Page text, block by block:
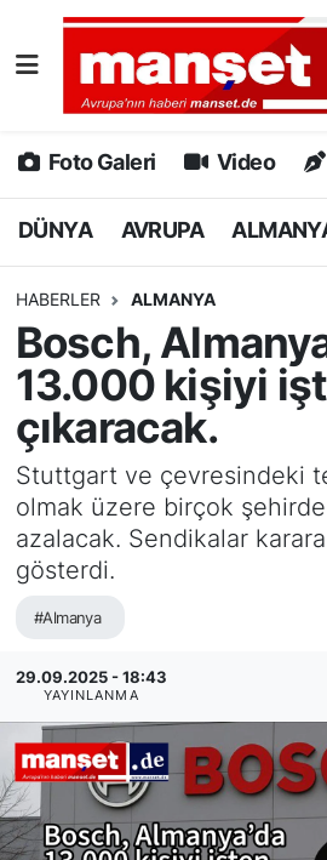
Foto Galeri Video
DÜNYA AVRUPA
HABERLER ALMANYA
Bosch,
13.000 kişiyi
çıkaracak.
Stuttgart ve çevresindeki
olmak üzere birçok
azalacak. Sendikalar
gösterdi.
#Almanya
29.09.2025 - 18:43
YAYINLANMA
DÜNYA
AVRUPA
ALMANYA
HAMBURG
SPOR
DEUTSCH
EKONOMİ
SİYASET
Nöbetçi Eczaneler
Hava Durumu
Namaz Vakitleri
Puan Durumu ve Fikstür
Tüm Manşetler
Son Dakika Haberleri
Haber Arşivi